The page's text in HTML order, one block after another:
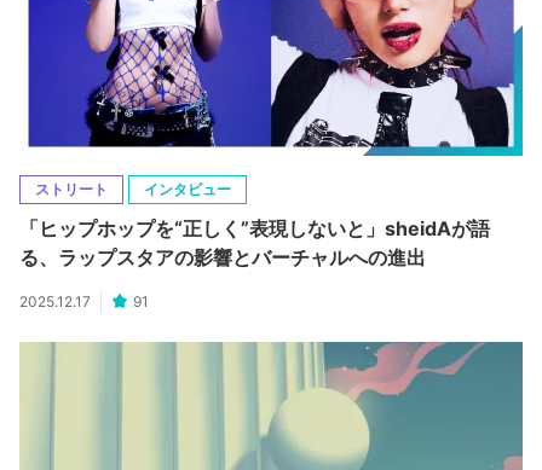
ストリート インタビュー
「ヒップホップを“正しく”表現しないと」sheidAが語
る、ラップスタアの影響とバーチャルへの進出
2025.12.17 91